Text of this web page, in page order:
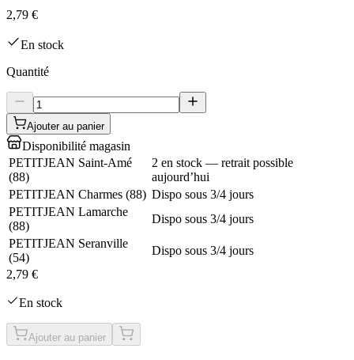
2,79 €
En stock
Quantité
Ajouter au panier
Disponibilité magasin
PETITJEAN Saint-Amé
(88)
2 en stock — retrait possible
aujourd’hui
PETITJEAN Charmes (88) Dispo sous 3/4 jours
PETITJEAN Lamarche
(88)
Dispo sous 3/4 jours
PETITJEAN Seranville
(54)
Dispo sous 3/4 jours
2,79 €
En stock
Ajouter au panier